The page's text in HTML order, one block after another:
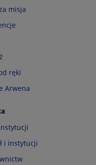
misja
ręki
Arwena
i instytucji